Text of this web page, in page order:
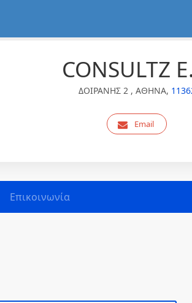
CONSULTZ
ΔΟΙΡΑΝΗΣ 2 , ΑΘΗΝΑ,
Email
Επικοινωνία